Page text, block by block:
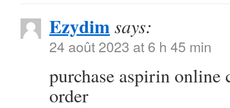
Ezydimsays:
24 août 2023 at 6 h 45 min
purchase aspirin online
order